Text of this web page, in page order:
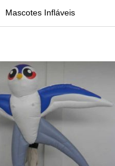
Mascotes Infláveis